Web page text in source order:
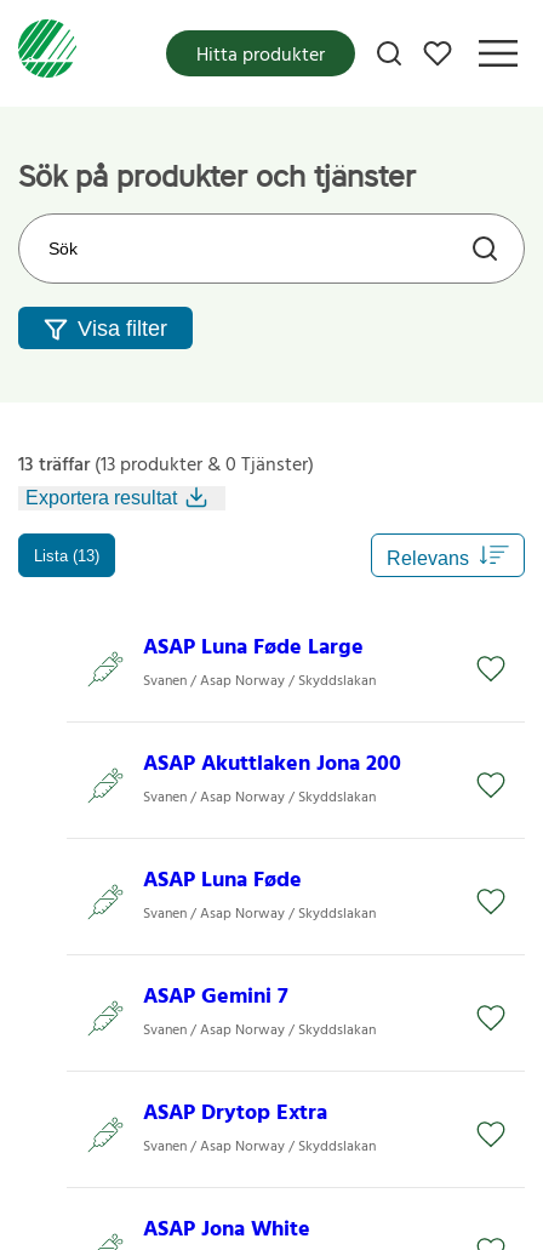
Mina favoriter
Hitta produkter
Sök på produkter och tjänster
Sök på webbplatsen
Visa filter
13 träffar(13 produkter & 0 Tjänster)
Exportera resultat
Lista (13)
ASAP Luna Føde Large
Svanen / Asap Norway / Skyddslakan
ASAP Akuttlaken Jona 200
Svanen / Asap Norway / Skyddslakan
ASAP Luna Føde
Svanen / Asap Norway / Skyddslakan
ASAP Gemini 7
Svanen / Asap Norway / Skyddslakan
ASAP Drytop Extra
Svanen / Asap Norway / Skyddslakan
ASAP Jona White